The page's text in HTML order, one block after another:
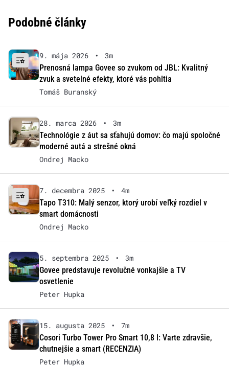
Podobné články
9. mája 2026 •
3m
Prenosná lampa Govee so zvukom od JBL: Kvalitný
zvuk a svetelné efekty, ktoré vás pohltia
Tomáš Buranský
28. marca 2026 •
3m
Technológie z áut sa sťahujú domov: čo majú spoločné
moderné autá a strešné okná
Ondrej Macko
7. decembra 2025 •
4m
Tapo T310: Malý senzor, ktorý urobí veľký rozdiel v
smart domácnosti
Ondrej Macko
5. septembra 2025 •
3m
Govee predstavuje revolučné vonkajšie a TV
osvetlenie
Peter Hupka
15. augusta 2025 •
7m
Cosori Turbo Tower Pro Smart 10,8 l: Varte zdravšie,
chutnejšie a smart (RECENZIA)
Peter Hupka